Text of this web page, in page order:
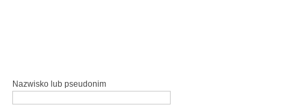
Nazwisko lub pseudonim